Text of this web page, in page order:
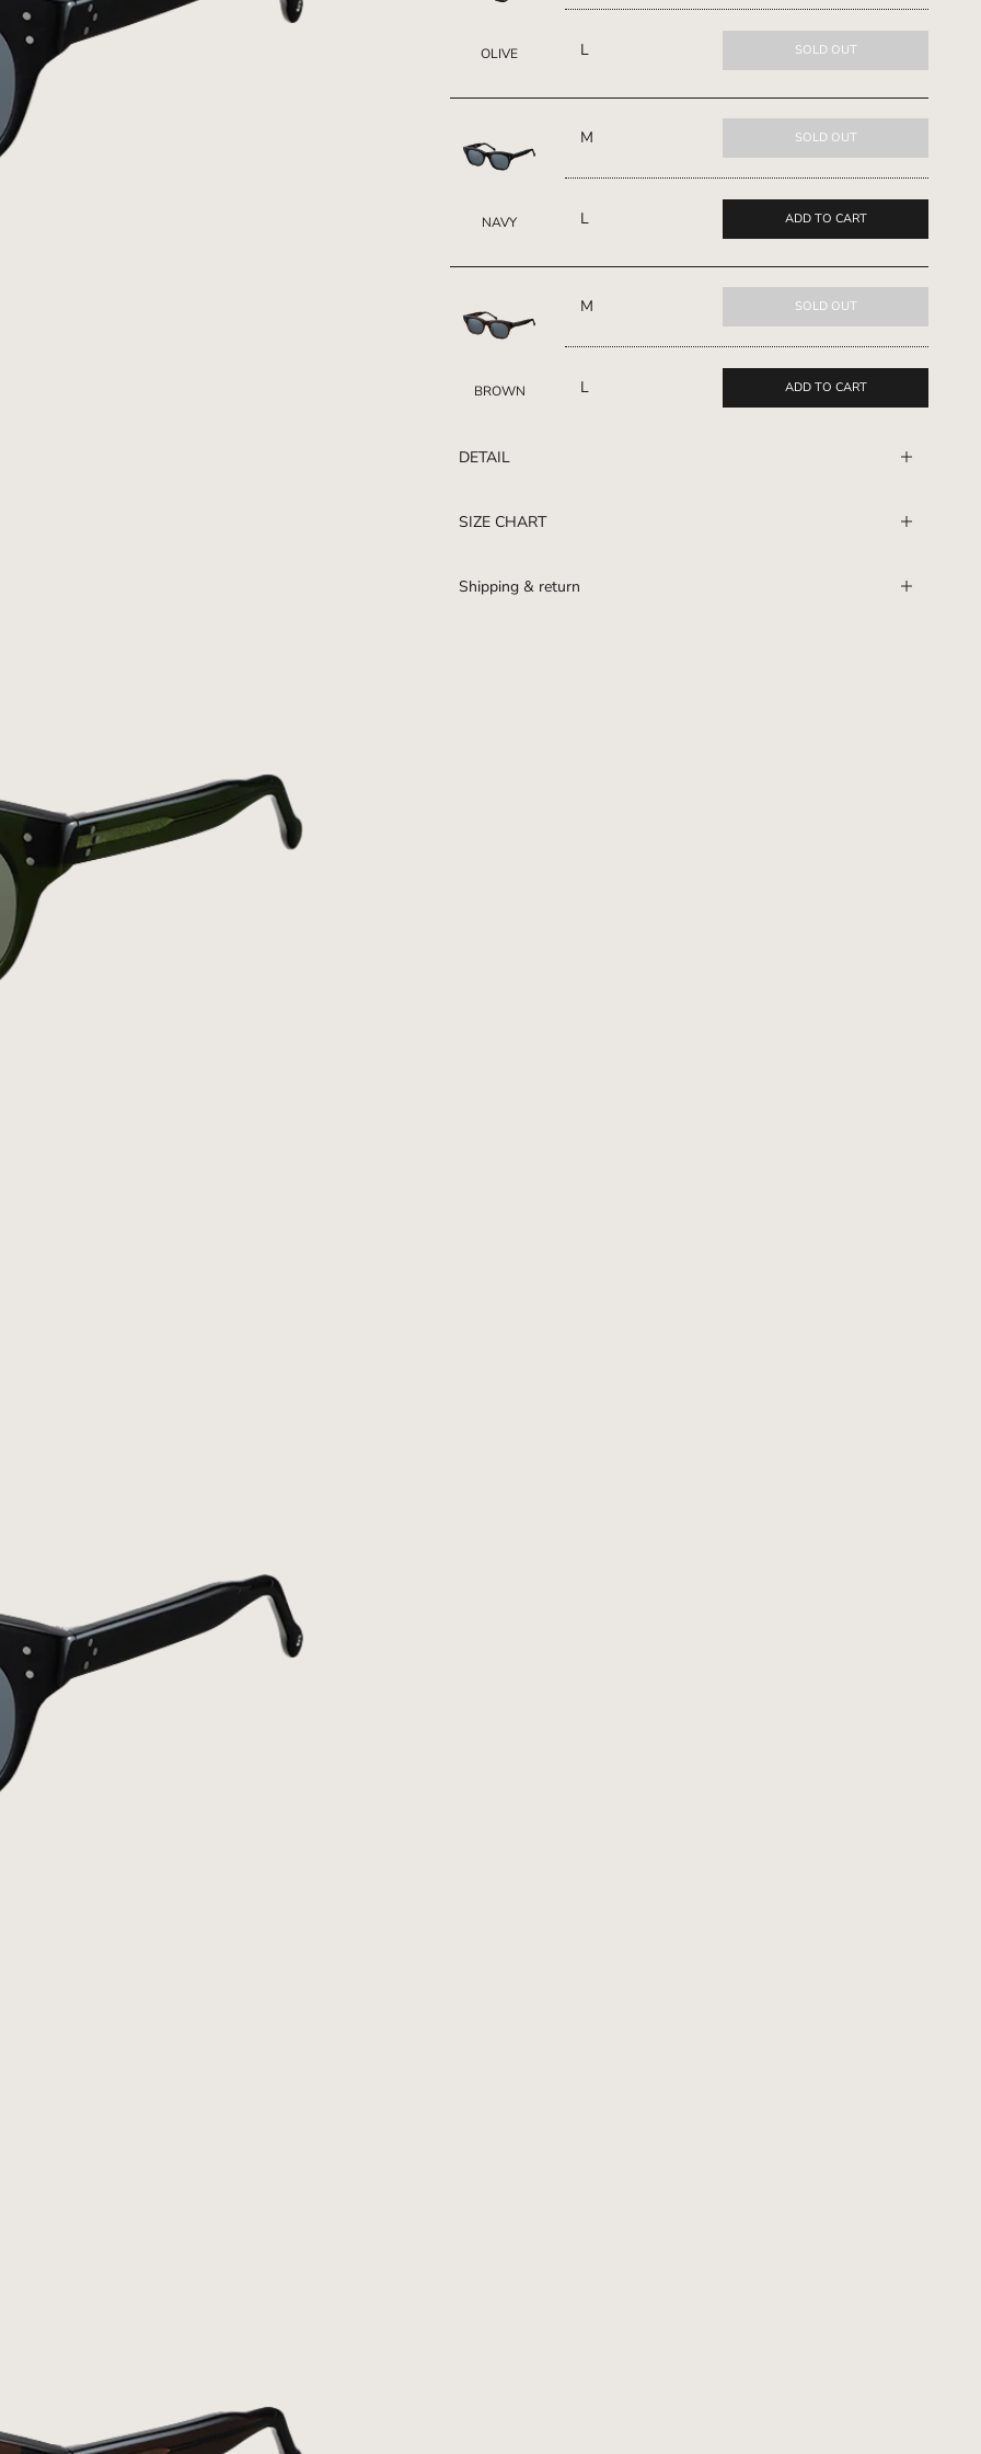
OLIVE L SOLD OUT
NAVY
M SOLD OUT
L ADD TO CART
BROWN
M SOLD OUT
L ADD TO CART
DETAIL
SIZE CHART
Shipping & return